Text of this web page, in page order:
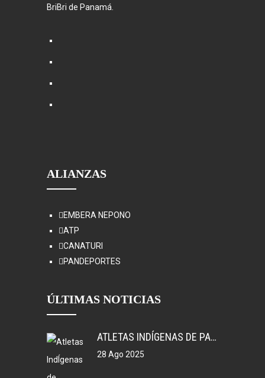
BriBri de Panamá.
ALIANZAS
EMBERA NEPONO
ATP
CANATURI
PANDEPORTES
ÚLTIMAS NOTICIAS
ATLETAS INDÍGENAS DE PANAMÁ, GANAN MEDALLAS EN COLOMBIA.
28 Ago 2025